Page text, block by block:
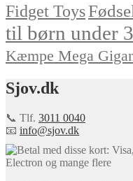
Fidget Toys
til børn under
Kæmpe Mega
Sjov.dk
📞 Tlf. 3011 0040
📧 info@sjov.dk